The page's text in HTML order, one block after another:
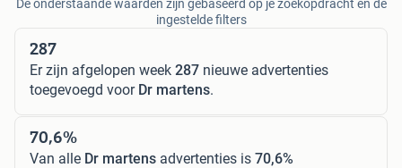
De onderstaande waarden zijn gebaseerd op je zoekopdracht en de
ingestelde filters
287
Er zijn afgelopen week 287 nieuwe advertenties
toegevoegd voor Dr martens.
70,6%
Van alle Dr martens advertenties is 70,6%